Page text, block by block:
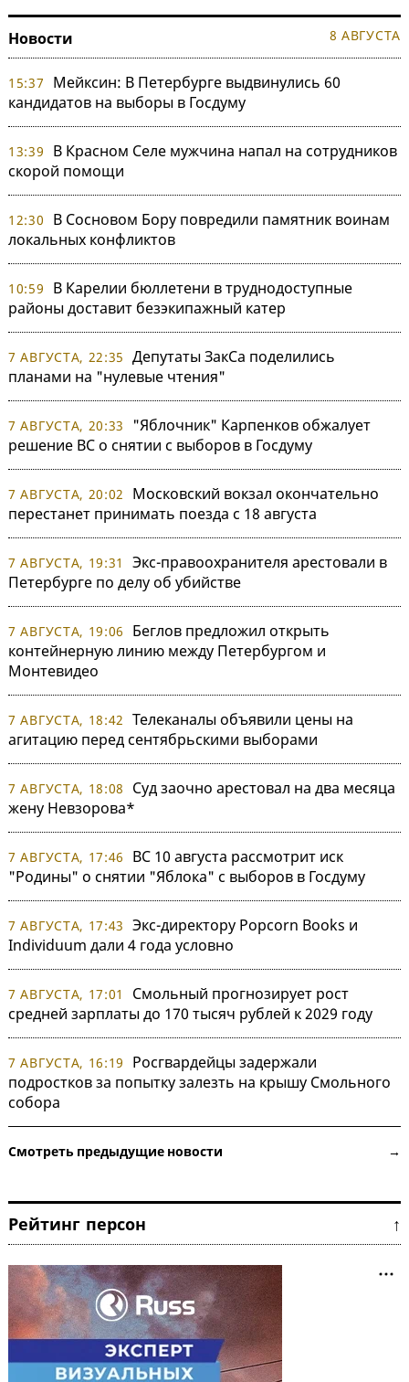
Новости 8 АВГУСТА
15:37
Мейксин: В Петербурге выдвинулись 60
кандидатов на выборы в Госдуму
13:39
В Красном Селе мужчина напал на сотрудников
скорой помощи
12:30
В Сосновом Бору повредили памятник воинам
локальных конфликтов
10:59
В Карелии бюллетени в труднодоступные
районы доставит безэкипажный катер
7 АВГУСТА, 22:35 Депутаты ЗакСа поделились
планами на "нулевые чтения"
7 АВГУСТА, 20:33
"Яблочник" Карпенков обжалует
решение ВС о снятии с выборов в Госдуму
7 АВГУСТА, 20:02
Московский вокзал окончательно
перестанет принимать поезда с 18 августа
7 АВГУСТА, 19:31
Экс-правоохранителя арестовали в
Петербурге по делу об убийстве
7 АВГУСТА, 19:06
Беглов предложил открыть
контейнерную линию между Петербургом и
Монтевидео
7 АВГУСТА, 18:42 Телеканалы объявили цены на
агитацию перед сентябрьскими выборами
7 АВГУСТА, 18:08
Суд заочно арестовал на два месяца
жену Невзорова*
7 АВГУСТА, 17:46
ВС 10 августа рассмотрит иск
"Родины" о снятии "Яблока" с выборов в Госдуму
7 АВГУСТА, 17:43 Экс-директору Popcorn Books и
Individuum дали 4 года условно
7 АВГУСТА, 17:01
Смольный прогнозирует рост
средней зарплаты до 170 тысяч рублей к 2029 году
7 АВГУСТА, 16:19
Росгвардейцы задержали
подростков за попытку залезть на крышу Смольного
собора
Смотреть предыдущие новости →
Рейтинг персон ↑